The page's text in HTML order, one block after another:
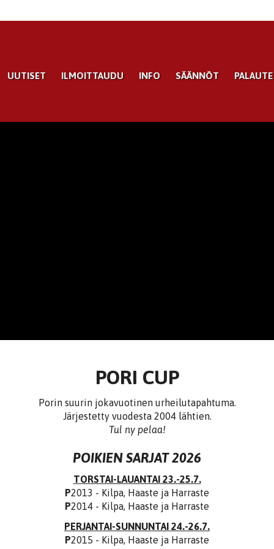
UUTISET ILMOITTAUDU INFO SÄÄNNÖT PALAUTE
PORI CUP
Porin suurin jokavuotinen urheilutapahtuma.
Järjestetty vuodesta 2004 lähtien.
​​​​​​​Tul ny pelaa!
POIKIEN SARJAT 2026
TORSTAI-LAUANTAI 23.-25.7.
P2013 - Kilpa, Haaste ja Harraste
P2014 - Kilpa, Haaste ja Harraste
PERJANTAI-SUNNUNTAI 24.-26.7.
P2015 - Kilpa, Haaste ja Harraste